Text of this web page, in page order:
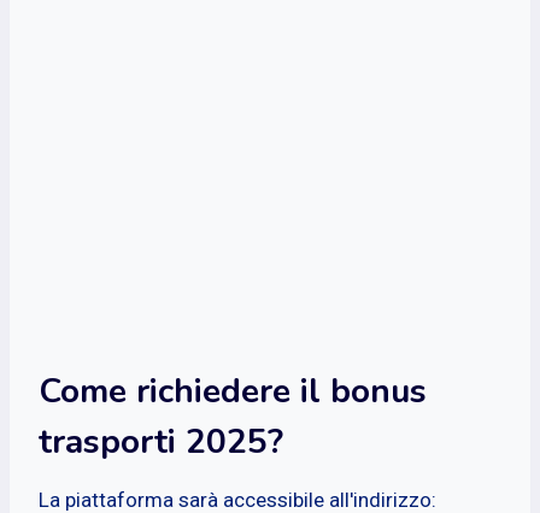
Come richiedere il bonus
trasporti 2025?
La piattaforma sarà accessibile all'indirizzo: